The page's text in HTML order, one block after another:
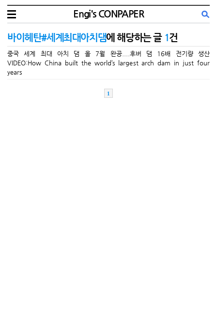
Engi's CONPAPER
바이헤탄#세계최대아치댐에 해당하는 글 1건
중국 세계 최대 아치 댐 올 7월 완공....후버 댐 16배 전기량 생산
VIDEO:How China built the world’s largest arch dam in just four
years
1